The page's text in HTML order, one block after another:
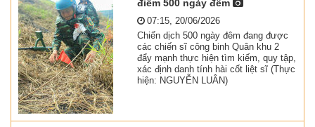
điểm 500 ngày đêm
07:15, 20/06/2026
Chiến dịch 500 ngày đêm đang được
các chiến sĩ công binh Quân khu 2
đẩy mạnh thực hiện tìm kiếm, quy tập,
xác định danh tính hài cốt liệt sĩ (Thực
hiện: NGUYỄN LUÂN)